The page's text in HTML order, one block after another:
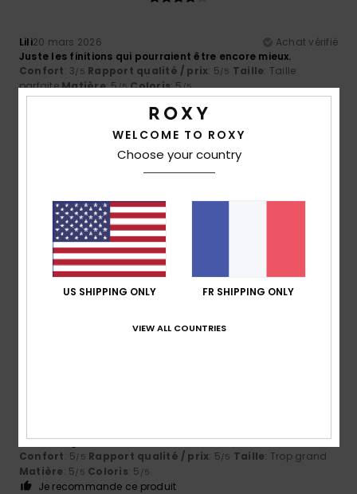
Lili20 mars 2026
Achat vérifié
Juste les finitions qui pourraient être encore mieux.
Confort: 3/5 Rapport qualité / prix: 5/5 Taille: Taille
parfaiteMatière: 5/5 Coloris: 5/5
Je recommande ce produit
5/5
Client anonyme vérifié12 mars 2026
excellent rapport qualité prix
Confort: 5/5 Rapport qualité / prix
parfaiteMatière: 4/5 Coloris
5/5
Afficher original - Castellano
Confort: 5/5 Rapport qualité / prix: 5/5 Taille: Trop grand
Matière: 5/5 Coloris: 5 /5
Je recommande ce produit
WELCOME TO ROXY
Choose your country
US SHIPPING ONLY FR SHIPPING ONLY
VIEW ALL COUNTRIES